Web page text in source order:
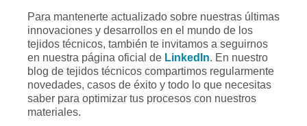
Para mantenerte actualizado sobre nuestras últimas
innovaciones y desarrollos en el mundo de los
tejidos técnicos, también te invitamos a seguirnos
en nuestra página oficial de LinkedIn. En nuestro
blog de tejidos técnicos compartimos regularmente
novedades, casos de éxito y todo lo que necesitas
saber para optimizar tus procesos con nuestros
materiales.